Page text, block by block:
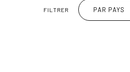
FILTRER PAR PAYS